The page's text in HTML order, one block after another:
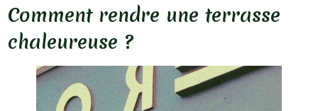
Comment rendre une terrasse
chaleureuse ?